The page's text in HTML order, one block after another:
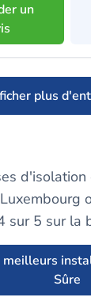
un
plus
sur 5 sur la
meilleurs
Sûre